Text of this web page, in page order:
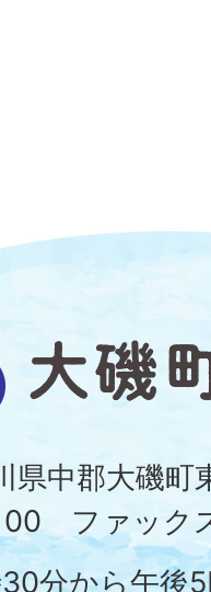
大
磯
町
県中郡大磯
ファック
分から午後